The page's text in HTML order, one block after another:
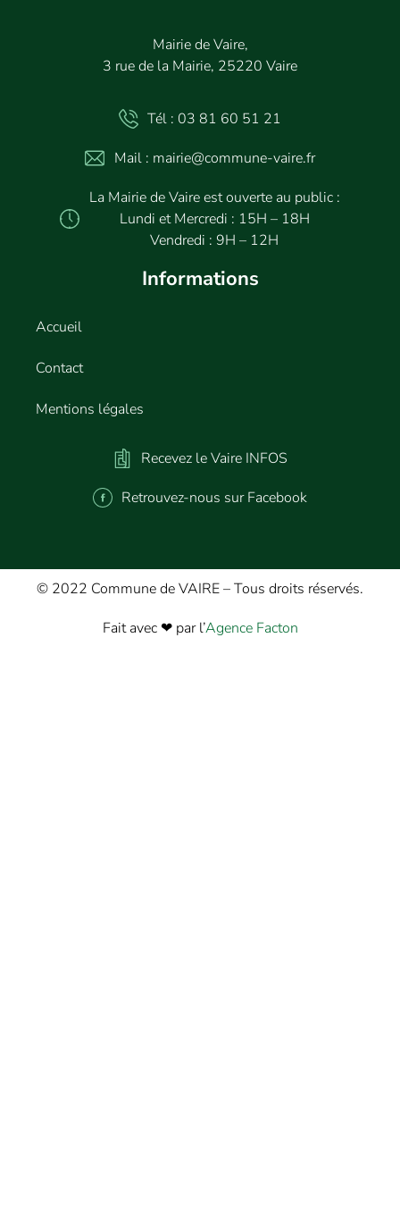
Mairie de Vaire,
3 rue de la Mairie, 25220 Vaire
Tél : 03 81 60 51 21
Mail : mairie@commune-vaire.fr
La Mairie de Vaire est ouverte au public :
Lundi et Mercredi : 15H – 18H
Vendredi : 9H – 12H
Informations
Accueil
Contact
Mentions légales
Recevez le Vaire INFOS
Retrouvez-nous sur Facebook
© 2022 Commune de VAIRE – Tous droits réservés.
Fait avec ❤ par l’Agence Facton